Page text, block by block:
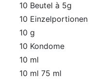
10 Beutel à 5g
10 Einzelportionen
10 g
10 Kondome
10 ml
10 ml 75 ml